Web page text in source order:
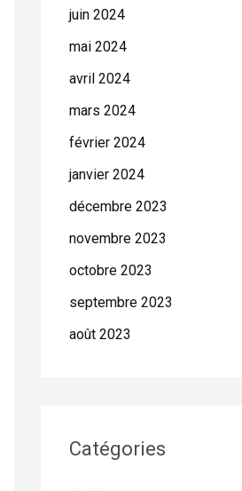
juin 2024
mai 2024
avril 2024
mars 2024
février 2024
janvier 2024
décembre 2023
novembre 2023
octobre 2023
septembre 2023
août 2023
Catégories